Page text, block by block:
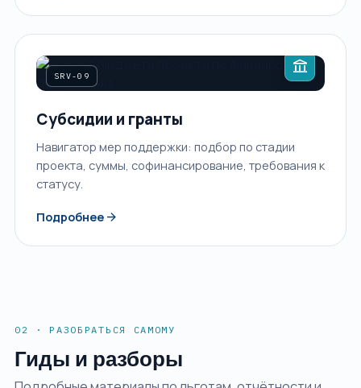
SRV-09 account_balance
Субсидии и гранты
Навигатор мер поддержки: подбор по стадии
проекта, суммы, софинансирование, требования к
статусу.
Подробнее arrow_forward
02 · РАЗОБРАТЬСЯ САМОМУ
Гиды и разборы